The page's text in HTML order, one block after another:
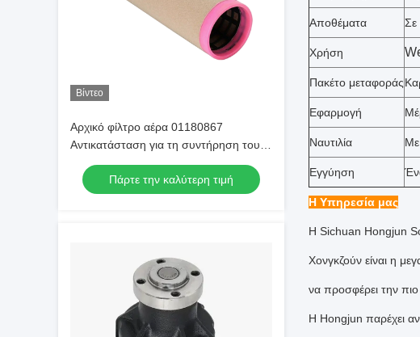
Βίντεο
Αρχικό φίλτρο αέρα 01180867
Αντικατάσταση για τη συντήρηση του
κινητήρα ντίζελ Deutz
Πάρτε την καλύτερη τιμή
Αποθέματα Σε
Χρήση
Πακέτο μεταφοράς
Εφαρμογή
Ναυτιλία Με
Εγγύηση
Η Υπηρεσία μας
Η Sichuan Hongjun
Χονγκζούν είναι η
να προσφέρει την
Η Hongjun παρέχει